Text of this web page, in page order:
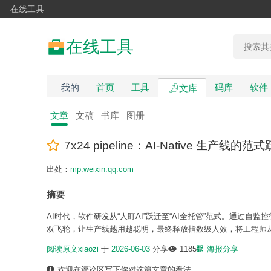
在线工具
在线工具
我的 首页 工具 文库 码库 软件
文章 文稿 书库 图册
7x24 pipeline：AI-Native 生产线的范式
出处： mp.weixin.qq.com
摘要
AI时代，软件研发从“人盯AI”跃迁至“AI全托管”范式。通过自
双飞轮，让生产线越用越聪明，最终释放指数级人效，将工程师
阅读原文xiaozi 于 2026-06-03 分享 1185 海报分享